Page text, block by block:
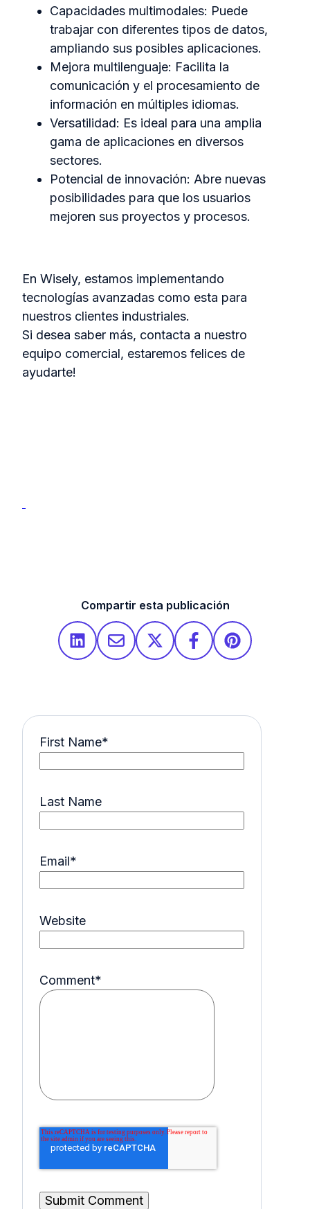
Capacidades multimodales: Puede
trabajar con diferentes tipos de datos,
ampliando sus posibles aplicaciones.
Mejora multilenguaje: Facilita la
comunicación y el procesamiento de
información en múltiples idiomas.
Versatilidad: Es ideal para una amplia
gama de aplicaciones en diversos
sectores.
Potencial de innovación: Abre nuevas
posibilidades para que los usuarios
mejoren sus proyectos y procesos.
En Wisely, estamos implementando
tecnologías avanzadas como esta para
nuestros clientes industriales.
Si desea saber más, contacta a nuestro
equipo comercial, estaremos felices de
ayudarte!
Compartir esta publicación
First Name*
Last Name
Email*
Website
Comment*